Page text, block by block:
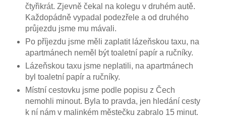
čtyřikrát. Zjevně čekal na kolegu v druhém autě.
Každopádně vypadal podezřele a od druhého
průjezdu jsme mu mávali.
Po příjezdu jsme měli zaplatit lázeňskou taxu, na
apartmánech neměl být toaletní papír a ručníky.
Lázeňskou taxu jsme neplatili, na apartmánech
byl toaletní papír a ručníky.
Místní cestovku jsme podle popisu z Čech
nemohli minout. Byla to pravda, jen hledání cesty
k ní nám v malinkém městečku zabralo 15 minut.